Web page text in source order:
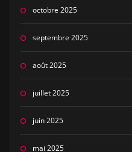
octobre 2025
septembre 2025
août 2025
juillet 2025
juin 2025
mai 2025